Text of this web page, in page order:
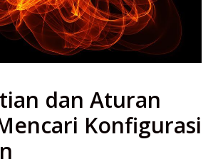
dan Aturan
Konfigurasi